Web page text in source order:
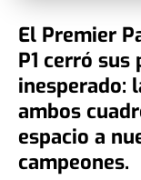
El Premier
P1 cerró
inesperado:
ambos
espacio a
campeones.